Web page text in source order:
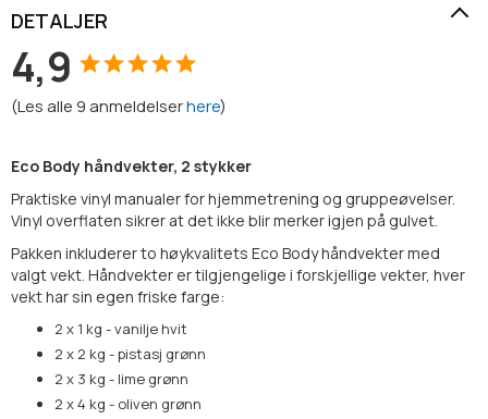
DETALJER
4,9
(Les alle 9anmeldelserhere)
Eco Body håndvekter, 2 stykker
Praktiske vinyl manualer for hjemmetrening og gruppeøvelser.
Vinyl overflaten sikrer at det ikke blir merker igjen på gulvet.
Pakken inkluderer to høykvalitets Eco Body håndvekter med
valgt vekt. Håndvekter er tilgjengelige i forskjellige vekter, hver
vekt har sin egen friske farge:
2 x 1 kg - vanilje hvit
2 x 2 kg - pistasj grønn
2 x 3 kg - lime grønn
2 x 4 kg - oliven grønn